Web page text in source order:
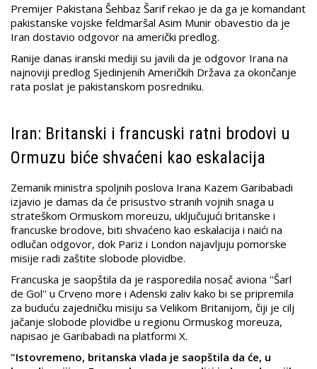
Premijer Pakistana Šehbaz Šarif rekao je da ga je komandant
pakistanske vojske feldmaršal Asim Munir obavestio da je
Iran dostavio odgovor na američki predlog.
Ranije danas iranski mediji su javili da je odgovor Irana na
najnoviji predlog Sjedinjenih Američkih Država za okončanje
rata poslat je pakistanskom posredniku.
Iran: Britanski i francuski ratni brodovi u
Ormuzu biće shvaćeni kao eskalacija
Zemanik ministra spoljnih poslova Irana Kazem Garibabadi
izjavio je damas da će prisustvo stranih vojnih snaga u
strateškom Ormuskom moreuzu, uključujući britanske i
francuske brodove, biti shvaćeno kao eskalacija i naići na
odlučan odgovor, dok Pariz i London najavljuju pomorske
misije radi zaštite slobode plovidbe.
Francuska je saopštila da je rasporedila nosač aviona ''Šarl
de Gol'' u Crveno more i Adenski zaliv kako bi se pripremila
za buduću zajedničku misiju sa Velikom Britanijom, čiji je cilj
jačanje slobode plovidbe u regionu Ormuskog moreuza,
napisao je Garibabadi na platformi X.
"Istovremeno, britanska vlada je saopštila da će, u